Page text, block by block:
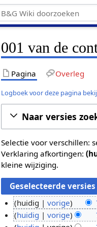
001 van de
Pagina Overleg
Logboek voor deze pagina
Naar versies
Selectie voor verschillen:
Verklaring afkortingen:
kleine wijziging.
7
huidig vorige
G
e
huidig vorige